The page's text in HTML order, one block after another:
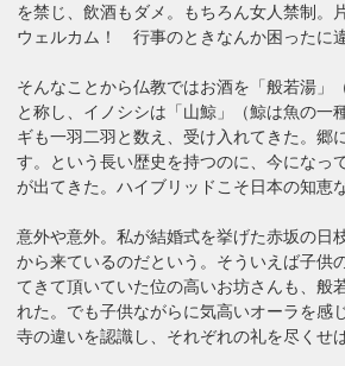
を禁じ、飲酒もダメ。もちろん女人禁制。
ウェルカム！ 行事のときなんか困ったに違
そんなことから仏教ではお酒を「般若湯」
と称し、イノシシは「山鯨」（鯨は魚の一
ギも一羽二羽と数え、受け入れてきた。郷
す。という長い歴史を持つのに、今になっ
が出てきた。ハイブリッドこそ日本の知恵
意外や意外。私が結婚式を挙げた赤坂の日
から来ているのだという。そういえば子供
てきて頂いていた位の高いお坊さんも、般
れた。でも子供ながらに気高いオーラを感
寺の違いを認識し、それぞれの礼を尽くせ